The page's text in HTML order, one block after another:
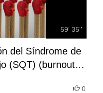
59' 35''
del Síndrome de
(SQT) (burnout):
intervención
0